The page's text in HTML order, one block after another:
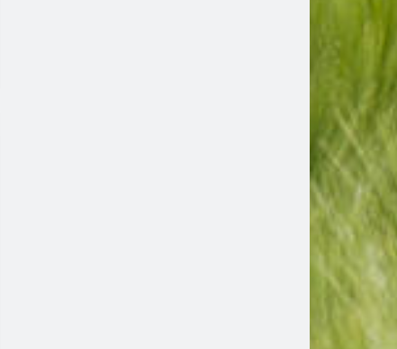
Питейна вода от морето:
трябва да знаем за